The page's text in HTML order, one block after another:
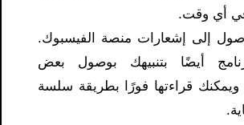
أي وقت.
إلى إشعارات منصة الفيسبوك.
أيضًا بتنبيهك بوصول بعض
ويمكنك قراءتها فورًا بطريقة سلسة